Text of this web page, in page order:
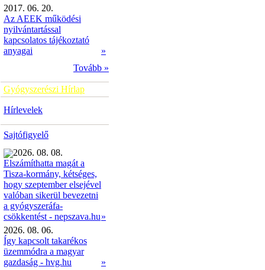
2017. 06. 20.
Az AEEK működési
nyilvántartással
kapcsolatos tájékoztató
anyagai
»
Tovább »
Gyógyszerészi Hírlap
Hírlevelek
Sajtófigyelő
2026. 08. 08.
Elszámíthatta magát a
Tisza-kormány, kétséges,
hogy szeptember elsejével
valóban sikerül bevezetni
a gyógyszeráfa-
csökkentést - nepszava.hu»
2026. 08. 06.
Így kapcsolt takarékos
üzemmódra a magyar
gazdaság - hvg.hu
»